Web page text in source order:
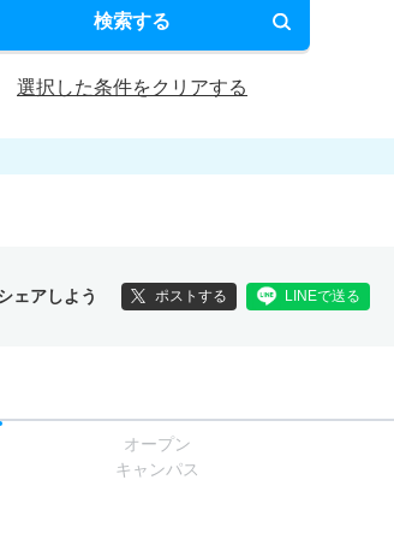
検索する
選択した条件をクリアする
ェアしよう ポストする LINEで送る
オープン
キャンパス